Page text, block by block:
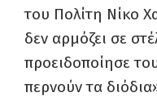
του Πολίτη Νίκο
δεν αρμόζει σε
προειδοποίησε
περνούν τα